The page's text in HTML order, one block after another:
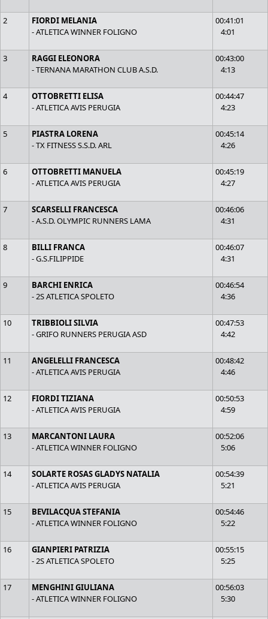
2
FIORDI MELANIA
- ATLETICA WINNER FOLIGNO
00:41:01
4:01
3
RAGGI ELEONORA
- TERNANA MARATHON CLUB A.S.D.
00:43:00
4:13
4
OTTOBRETTI ELISA
- ATLETICA AVIS PERUGIA
00:44:47
4:23
5
PIASTRA LORENA
- TX FITNESS S.S.D. ARL
00:45:14
4:26
6
OTTOBRETTI MANUELA
- ATLETICA AVIS PERUGIA
00:45:19
4:27
7
SCARSELLI FRANCESCA
- A.S.D. OLYMPIC RUNNERS LAMA
00:46:06
4:31
8
BILLI FRANCA
- G.S.FILIPPIDE
00:46:07
4:31
9
BARCHI ENRICA
- 2S ATLETICA SPOLETO
00:46:54
4:36
10
TRIBBIOLI SILVIA
- GRIFO RUNNERS PERUGIA ASD
00:47:53
4:42
11
ANGELELLI FRANCESCA
- ATLETICA AVIS PERUGIA
00:48:42
4:46
12
FIORDI TIZIANA
- ATLETICA AVIS PERUGIA
00:50:53
4:59
13
MARCANTONI LAURA
- ATLETICA WINNER FOLIGNO
00:52:06
5:06
14
SOLARTE ROSAS GLADYS NATALIA
- ATLETICA AVIS PERUGIA
00:54:39
5:21
15
BEVILACQUA STEFANIA
- ATLETICA WINNER FOLIGNO
00:54:46
5:22
16
GIANPIERI PATRIZIA
- 2S ATLETICA SPOLETO
00:55:15
5:25
17
MENGHINI GIULIANA
- ATLETICA WINNER FOLIGNO
00:56:03
5:30